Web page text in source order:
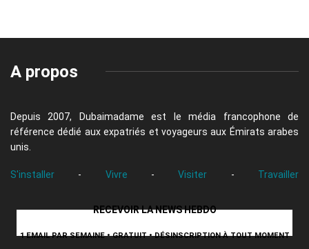
A propos
Depuis 2007, Dubaimadame est le média francophone de
référence dédié aux expatriés et voyageurs aux Émirats arabes
unis.
S'installer - Vivre - Visiter - Travailler
RECEVOIR LA NEWS HEBDO
1 EMAIL PAR SEMAINE • GRATUIT • DÉSINSCRIPTION À TOUT MOMENT